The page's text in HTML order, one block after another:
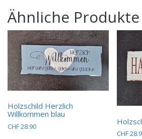
Ähnliche Produkte
Holzschild Herzlich
Willkommen blau
CHF28.90
CHF